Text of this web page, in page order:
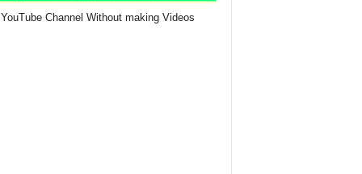
Channel Without making Videos